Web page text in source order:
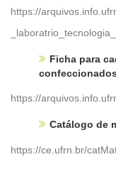
https://
Ficha para
https://
Catálogo de
https://ce.ufrn.br/